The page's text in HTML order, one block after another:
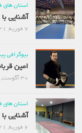
استان های
آشنایی
7 فوریه, 2021
بیوگرافی
امین
30 آگوست, 2020
استان های
آشنایی
6 فوریه, 2021